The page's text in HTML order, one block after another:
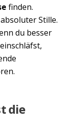
finden.
Stille.
du besser
die